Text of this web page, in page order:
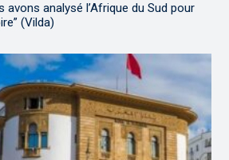
avons analysé l’Afrique du Sud pour
(Vilda)